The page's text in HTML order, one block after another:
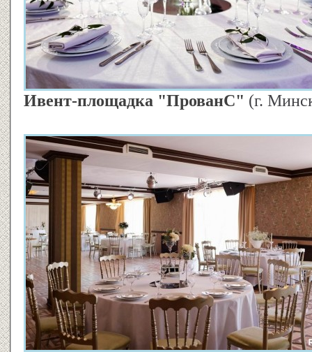
Ивент-площадка "ПрованС" (г.